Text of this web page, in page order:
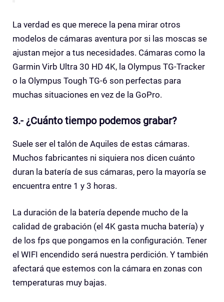
La verdad es que merece la pena mirar otros
modelos de cámaras aventura por si las moscas se
ajustan mejor a tus necesidades. Cámaras como la
Garmin Virb Ultra 30 HD 4K, la Olympus TG-Tracker
o la Olympus Tough TG-6 son perfectas para
muchas situaciones en vez de la GoPro.
3.- ¿Cuánto tiempo podemos grabar?
Suele ser el talón de Aquiles de estas cámaras.
Muchos fabricantes ni siquiera nos dicen cuánto
duran la batería de sus cámaras, pero la mayoría se
encuentra entre 1 y 3 horas.
La duración de la batería depende mucho de la
calidad de grabación (el 4K gasta mucha batería) y
de los fps que pongamos en la configuración. Tener
el WIFI encendido será nuestra perdición. Y también
afectará que estemos con la cámara en zonas con
temperaturas muy bajas.